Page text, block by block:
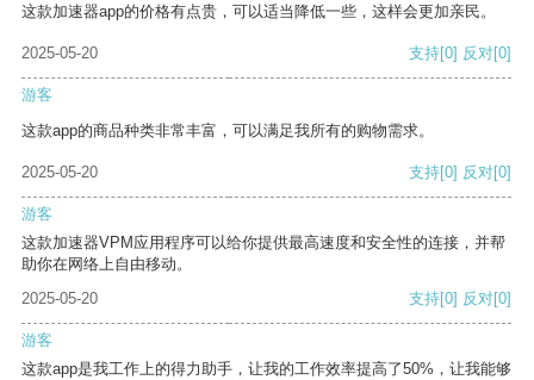
这款加速器app的价格有点贵，可以适当降低一些，这样会更加亲民。
2025-05-20 支持[0] 反对[0]
游客
这款app的商品种类非常丰富，可以满足我所有的购物需求。
2025-05-20 支持[0] 反对[0]
游客
这款加速器VPM应用程序可以给你提供最高速度和安全性的连接，并帮
助你在网络上自由移动。
2025-05-20
支持[0] 反对[0]
游客
这款app是我工作上的得力助手，让我的工作效率提高了50%，让我能够